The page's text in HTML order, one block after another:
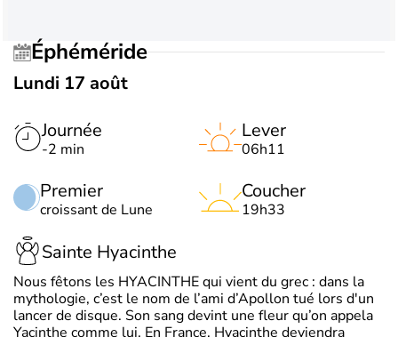
Éphéméride
Lundi 17 août
Journée
-2 min
Premier
croissant de Lune
Lever
06h11
Coucher
19h33
Sainte Hyacinthe
Nous fêtons les HYACINTHE qui vient du grec : dans la
mythologie, c’est le nom de l’ami d’Apollon tué lors d'un
lancer de disque. Son sang devint une fleur qu’on appela
Yacinthe comme lui. En France, Hyacinthe deviendra